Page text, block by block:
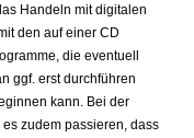
Handeln mit digitalen
den auf einer CD
die eventuell
ggf. erst durchführen
kann. Bei der
zudem passieren, dass